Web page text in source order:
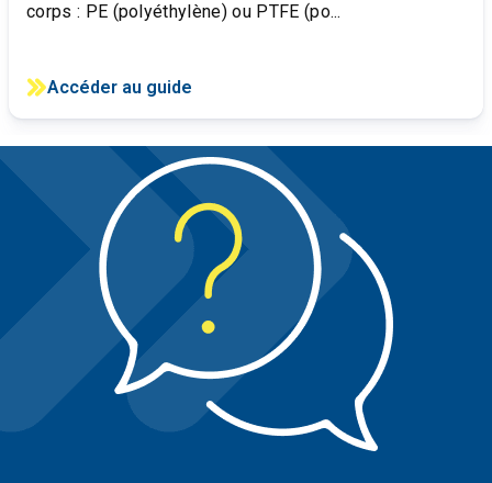
corps : PE (polyéthylène) ou PTFE (po...
Accéder au guide